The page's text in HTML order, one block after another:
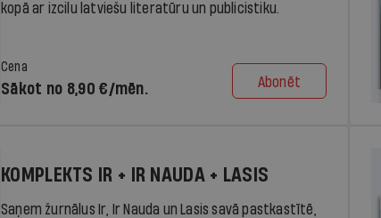
kopā ar izcilu latviešu literatūru un publicistiku.
Cena
Sākot no 8,90 €/mēn. Abonēt
KOMPLEKTS IR + IR NAUDA + LASIS
Saņem žurnālus Ir, Ir Nauda un Lasis savā pastkastītē,